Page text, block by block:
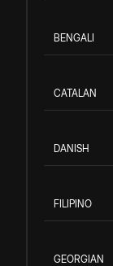
BENGALI
CATALAN
DANISH
FILIPINO
GEORGIAN